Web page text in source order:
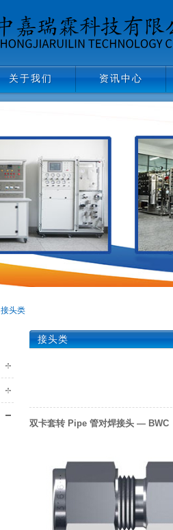
关于我们 资讯中心
企业文化
组织架构
接头类
接头类
双卡套转 Pipe 管对焊接头 — BWC